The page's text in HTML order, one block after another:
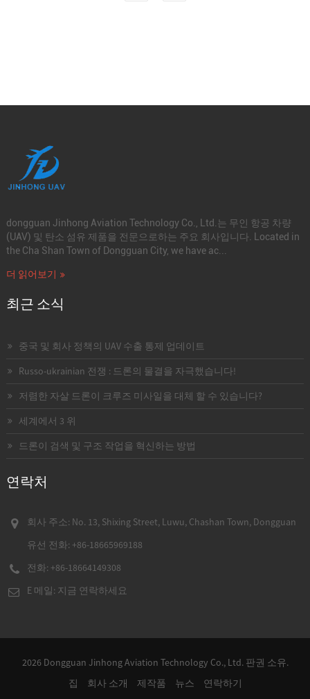
dongguan Jinhong Aviation Technology Co., Ltd.는 무인 항공 차량
(UAV) 및 탄소 섬유 제품을 전문으로하는 주요 회사입니다. Located in
the Cha Shan Town of Dongguan City, we have ac...
더 읽어보기
최근 소식
중국 및 회사 정책의 UAV 수출 통제 업데이트
Russo-ukrainian 전쟁 : 드론의 물결을 자극했습니다!
저렴한 자살 드론이 크루즈 미사일을 대체 할 수 있습니다?
세계에서 3 위
드론이 검색 및 구조 작업을 혁신하는 방법
연락처
회사 주소: No. 13, Shixing Street, Luwu, Chashan Town, Dongguan
유선 전화: +86-18665969188
전화: +86-18664149308
E 메일: 지금 연락하세요
2026 Dongguan Jinhong Aviation Technology Co., Ltd. 판권 소유.
집 회사 소개 제작품 뉴스 연락하기